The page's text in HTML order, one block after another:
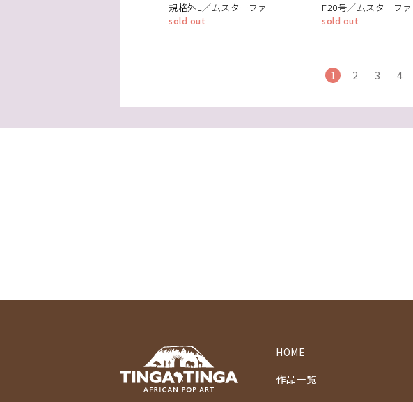
規格外L／ムスターファ
sold out
F20号／ムスターファ
sold out
1 2 3 4
HOME
作品一覧